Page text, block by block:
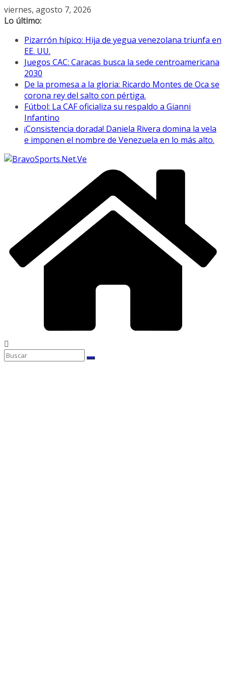
Saltar
al
viernes, agosto 7, 2026
Lo último:
Pizarrón hípico: Hija de yegua venezolana triunfa en
EE. UU.
Juegos CAC: Caracas busca la sede centroamericana
2030
De la promesa a la gloria: Ricardo Montes de Oca se
corona rey del salto con pértiga.
Fútbol: La CAF oficializa su respaldo a Gianni
Infantino
¡Consistencia dorada! Daniela Rivera domina la vela
e imponen el nombre de Venezuela en lo más alto.